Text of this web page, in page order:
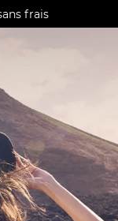
150€
collection
frais